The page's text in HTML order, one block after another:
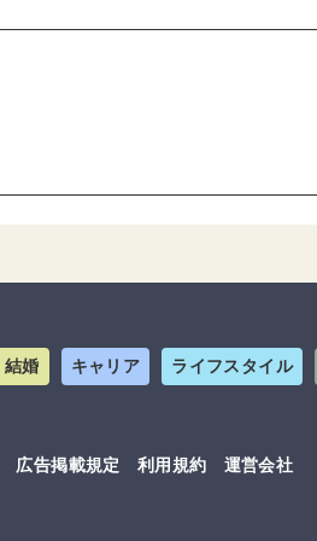
結婚 キャリア ライフスタイル
広告掲載規定 利用規約 運営会社